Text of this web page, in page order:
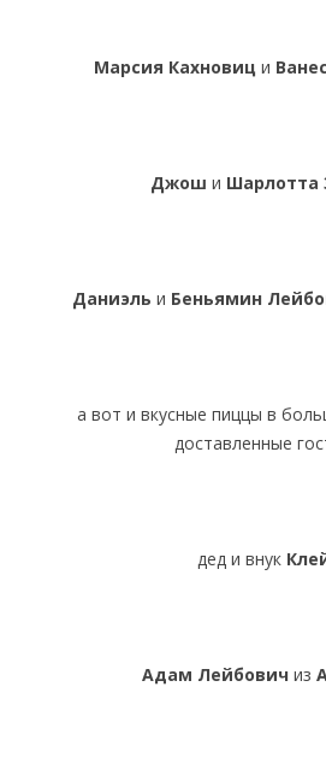
Марсия Кахновиц и
Джош и Шарлотта
Даниэль и Беньямин
а вот и вкусные пиццы в
доставленные
дед и внук
Адам Лейбович из